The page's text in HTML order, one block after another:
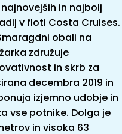
in najbolj
v floti Costa Cruises.
obali na
združuje
in skrb za
decembra 2019 in
izjemno udobje in
vse potnike. Dolga je
in visoka 63